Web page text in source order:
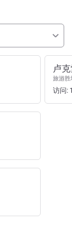
卢
旅游胜
访问: